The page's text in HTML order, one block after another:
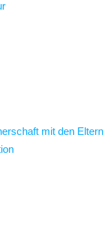
mit den Eltern